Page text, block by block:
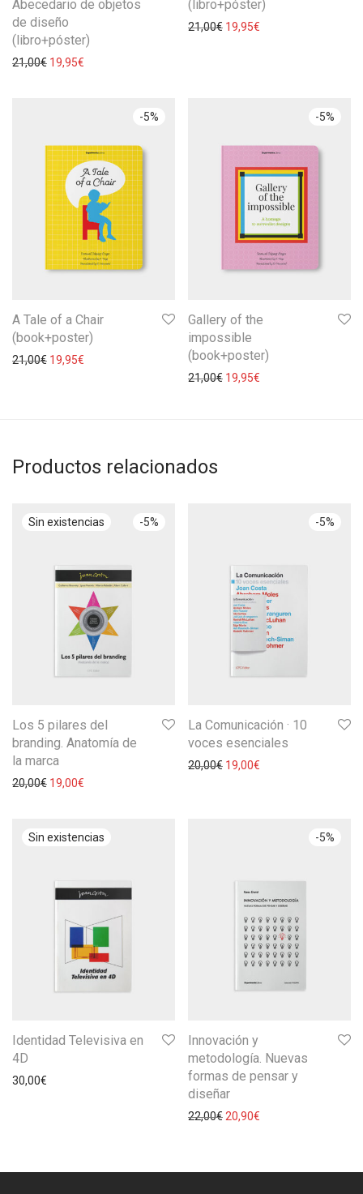
Abecedario de objetos
de diseño
(libro+póster)
21,00€ 19,95€
(libro+póster)
21,00€ 19,95€
-5%
A Tale of a Chair
(book+poster)
21,00€ 19,95€
-5%
Gallery of the
impossible
(book+poster)
21,00€ 19,95€
Productos relacionados
-5%
Los 5 pilares del
branding. Anatomía de
la marca
20,00€ 19,00€
-5%
La Comunicación · 10
voces esenciales
20,00€ 19,00€
Identidad Televisiva en
4D
30,00€
-5%
Innovación y
metodología. Nuevas
formas de pensar y
diseñar
22,00€20,90€